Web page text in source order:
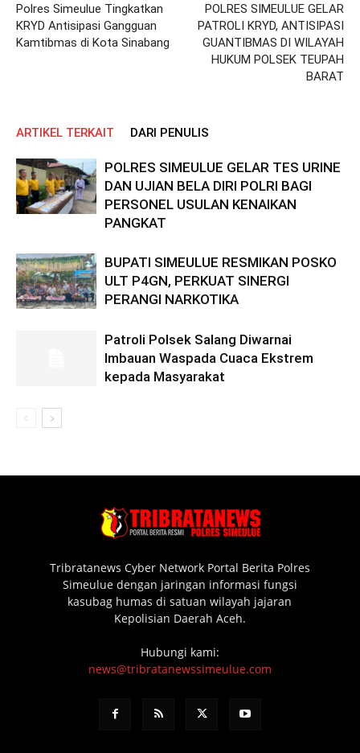
Polres Simeulue Tingkatkan
KRYD Antisipasi Gangguan
Kamtibmas di Kota Sinabang
POLRES SIMEULUE GELAR
PATROLI KRYD, ANTISIPASI
GUANTIBMAS DI WILAYAH
HUKUM POLSEK TEUPAH
BARAT
ARTIKEL TERKAIT DARI PENULIS
POLRES SIMEULUE GELAR TES URINE
DAN UJIAN BELA DIRI POLRI BAGI
PERSONEL USULAN KENAIKAN
PANGKAT
BUPATI SIMEULUE RESMIKAN POSKO
ULT P4GN, PERKUAT SINERGI
PERANGI NARKOTIKA
Patroli Polsek Salang Diwarnai
Imbauan Waspada Cuaca Ekstrem
kepada Masyarakat
Tribratanews Cyber Network Portal Berita Polres
Simeulue dengan jaringan informasi fungsi
kasubag humas di satuan wilayah jajaran
Kepolisian Daerah Aceh.
Hubungi kami:
news@tribratanewssimeulue.com